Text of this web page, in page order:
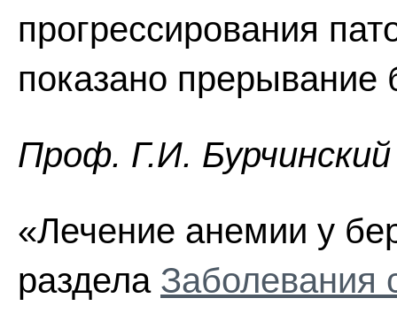
прогрессирования
показано прерывание
Проф. Г.И. Бурчинский
«Лечение анемии у
раздела Заболевания